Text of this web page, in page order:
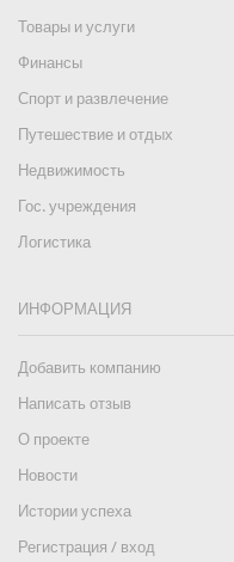
Товары и услуги
Финансы
Спорт и развлечение
Путешествие и отдых
Недвижимость
Гос. учреждения
Логистика
ИНФОРМАЦИЯ
Добавить компанию
Написать отзыв
О проекте
Новости
Истории успеха
Регистрация / вход